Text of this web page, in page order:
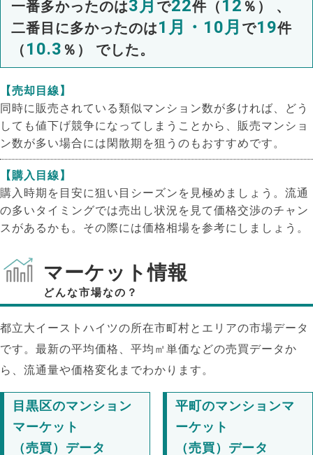
一番多かったのは3月 で22件（ 12 ％） 、
二番目に多かったのは1月・10月 で19件
（ 10.3 ％） でした。
【売却目線】
同時に販売されている類似マンション数が多ければ、どう
しても値下げ競争になってしまうことから、販売マンショ
ン数が多い場合には閑散期を狙うのもおすすめです。
【購入目線】
購入時期を目安に狙い目シーズンを見極めましょう。流通
の多いタイミングでは売出し状況を見て価格交渉のチャン
スがあるかも。その際には価格相場を参考にしましょう。
マーケット情報
どんな市場なの？
都立大イーストハイツの所在市町村とエリアの市場データ
です。最新の平均価格、平均㎡単価などの売買データか
ら、流通量や価格変化までわかります。
目黒区のマンション
マーケット
（売買）データ
平町のマンションマ
ーケット
（売買）データ